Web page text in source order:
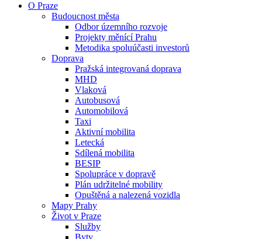
O Praze
Budoucnost města
Odbor územního rozvoje
Projekty měnící Prahu
Metodika spoluúčasti investorů
Doprava
Pražská integrovaná doprava
MHD
Vlaková
Autobusová
Automobilová
Taxi
Aktivní mobilita
Letecká
Sdílená mobilita
BESIP
Spolupráce v dopravě
Plán udržitelné mobility
Opuštěná a nalezená vozidla
Mapy Prahy
Život v Praze
Služby
Byty